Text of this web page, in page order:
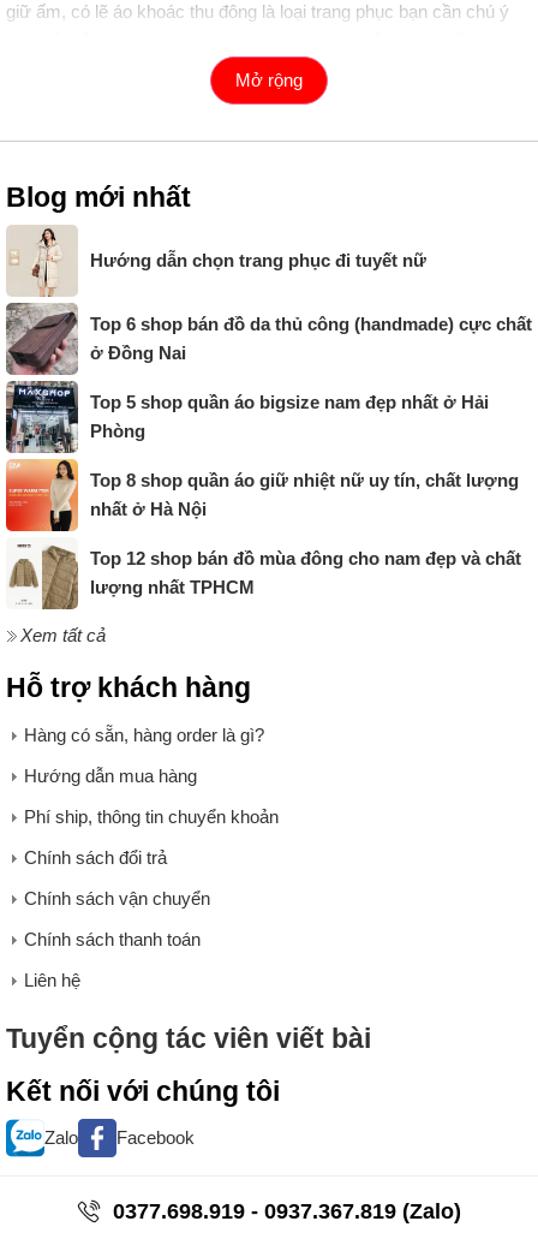
giữ ấm, có lẽ áo khoác thu đông là loại trang phục bạn cần chú ý
trước tiên, cũng là lớp ngoài cùng tiếp xúc với cái lạnh giá, góp
phần quan trọng để tạo nên set đồ mùa đông đẹp và ấm áp.
Áo khoác thu đông là trang phục không thể thiếu khi đi xứ lạnh
Các loại áo khoác thu đông nữ
Áo khoác dạ nữ
Áo khoác phao nữ
Áo khoác măng tô nữ
Phối đồ với áo khoác thu đông cho
Cho ngày se lạnh 10 - 15 độ C
Mở rộng
Blog mới nhất
Hướng dẫn chọn trang phục đi tuyết nữ
Top 6 shop bán đồ da thủ công (handmade) cực chất
ở Đồng Nai
Top 5 shop quần áo bigsize nam đẹp nhất ở Hải
Phòng
Top 8 shop quần áo giữ nhiệt nữ uy tín, chất lượng
nhất ở Hà Nội
Top 12 shop bán đồ mùa đông cho nam đẹp và chất
lượng nhất TPHCM
Xem tất cả
Hỗ trợ khách hàng
Hàng có sẵn, hàng order là gì?
Hướng dẫn mua hàng
Phí ship, thông tin chuyển khoản
Chính sách đổi trả
Chính sách vận chuyển
Chính sách thanh toán
Liên hệ
Tuyển cộng tác viên viết bài
Kết nối với chúng tôi
Zalo Facebook
0377.698.919 - 0937.367.819 (Zalo)